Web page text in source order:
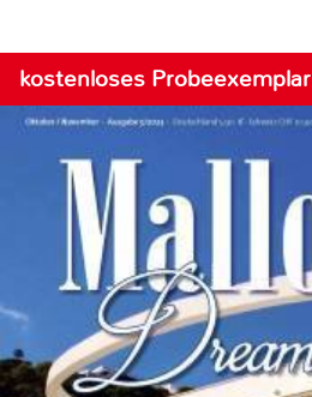
kostenloses Probeexemplar